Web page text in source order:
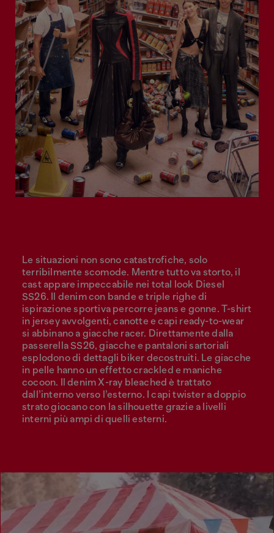
Le situazioni non sono catastrofiche, solo
terribilmente scomode. Mentre tutto va storto, il
cast appare impeccabile nei total look Diesel
SS26. Il denim con bande e triple righe di
ispirazione sportiva percorre jeans e gonne. T-shirt
in jersey avvolgenti, canotte e capi ready-to-wear
si abbinano a giacche racer. Direttamente dalla
passerella SS26, giacche e pantaloni sartoriali
esplodono di dettagli biker decostruiti. Le giacche
in pelle hanno un effetto crackled e maniche
cocoon. Il denim X-ray bleached è trattato
dall’interno verso l’esterno. I capi twister a doppio
strato giocano con la silhouette grazie a livelli
interni più ampi di quelli esterni.